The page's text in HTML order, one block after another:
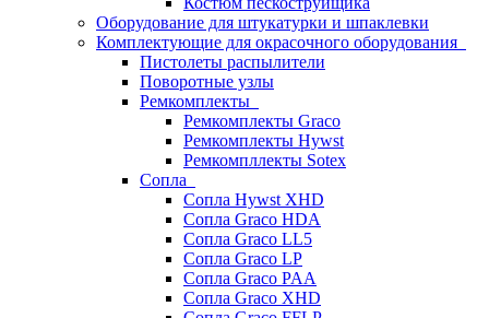
Оборудование для штукатурки и шпаклевки
Комплектующие для окрасочного оборудования
Пистолеты распылители
Поворотные узлы
Ремкомплекты
Ремкомплекты Graco
Ремкомплекты Hywst
Ремкомпллекты Sotex
Сопла
Сопла Hywst XHD
Сопла Graco HDA
Сопла Graco LL5
Сопла Graco LP
Сопла Graco PAA
Сопла Graco XHD